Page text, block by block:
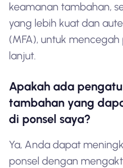
keamanan tambahan,
yang lebih kuat dan
(MFA), untuk
lanjut.
Apakah ada
tambahan yang
di ponsel saya?
Ya, Anda dapat
ponsel dengan